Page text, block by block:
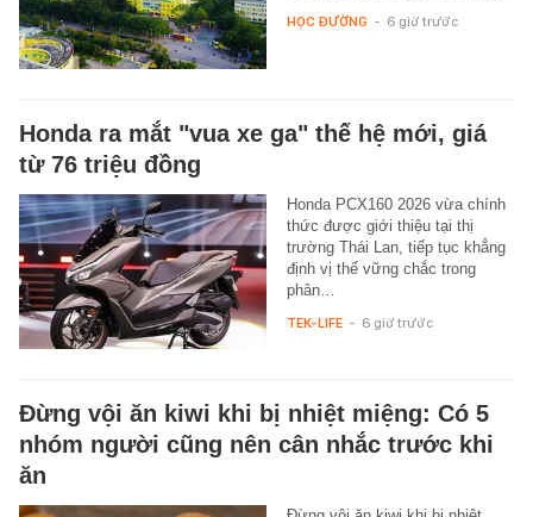
HỌC ĐƯỜNG - 6 giờ trước
Honda ra mắt "vua xe ga" thế hệ mới, giá
từ 76 triệu đồng
Honda PCX160 2026 vừa chính
thức được giới thiệu tại thị
trường Thái Lan, tiếp tục khẳng
định vị thế vững chắc trong
phân…
TEK-LIFE - 6 giờ trước
Đừng vội ăn kiwi khi bị nhiệt miệng: Có 5
nhóm người cũng nên cân nhắc trước khi
ăn